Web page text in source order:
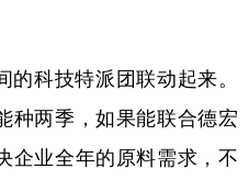
科技特派团联动起来。
种两季，如果能联合德宏
企业全年的原料需求，不